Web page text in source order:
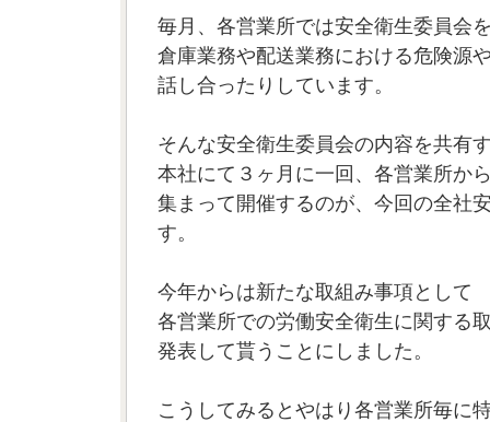
毎月、各営業所では安全衛生委員会
倉庫業務や配送業務における危険源
話し合ったりしています。
そんな安全衛生委員会の内容を共有
本社にて３ヶ月に一回、各営業所か
集まって開催するのが、今回の全社
す。
今年からは新たな取組み事項として
各営業所での労働安全衛生に関する
発表して貰うことにしました。
こうしてみるとやはり各営業所毎に